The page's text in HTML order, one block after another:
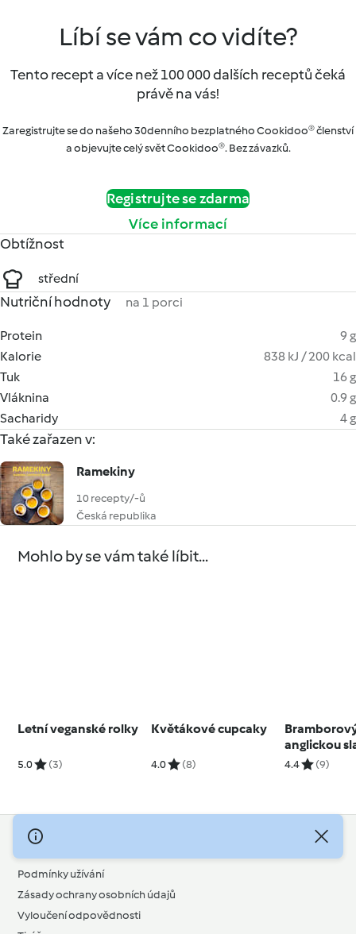
Líbí se vám co vidíte?
Tento recept a více než 100 000 dalších receptů čeká
právě na vás!
Zaregistrujte se do našeho 30denního bezplatného Cookidoo® členství
a objevujte celý svět Cookidoo®. Bez závazků.
Registrujte se zdarma
Více informací
Obtížnost
střední
Nutriční hodnoty na 1 porci
Protein
9 g
Kalorie
838 kJ / 200 kcal
Tuk
16 g
Vláknina
0.9 g
Sacharidy
4 g
Také zařazen v:
Ramekiny
10 recepty/-ů
Česká republika
Mohlo by se vám také líbit...
Letní veganské rolky
5.0 (3)
Květákové cupcaky
4.0 (8)
anglickou
4.4 (9)
© Copyright 2026
Podmínky užívání
Zásady ochrany osobních údajů
Vyloučení odpovědnosti